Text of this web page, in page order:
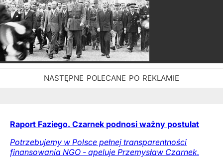
Raport Faziego. Czarnek podnosi ważny postulat
Potrzebujemy w Polsce pełnej transparentności
finansowania NGO - apeluje Przemysław Czarnek.